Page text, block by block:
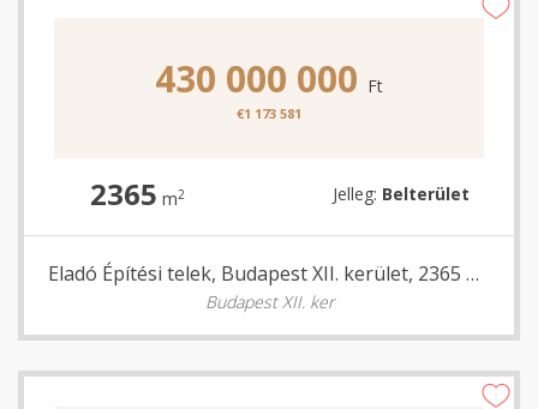
430 000 000 Ft
€1 173 581
2365 m2 Jelleg: Belterület
Eladó Építési telek, Budapest XII. kerület, 2365 nm
Budapest XII. ker